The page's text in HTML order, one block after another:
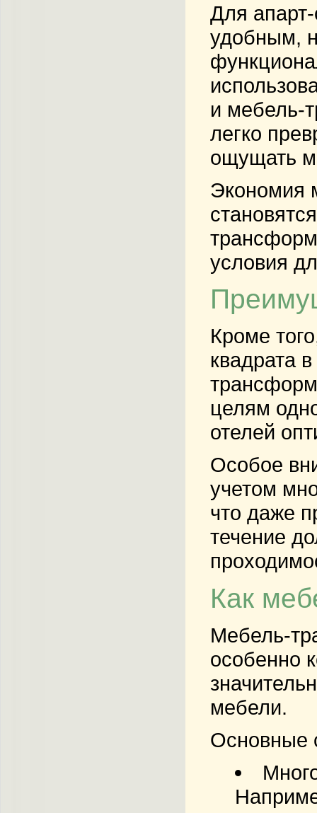
Для
удобным,
и мебель-
легко
ощущать
Экономия
условия
Кроме
квадрата
целям
отелей
Особое
учетом
что даже
течение
Как
Мебель-
особенно
мебели.
Основные